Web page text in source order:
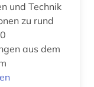
und Technik
zu rund
aus dem